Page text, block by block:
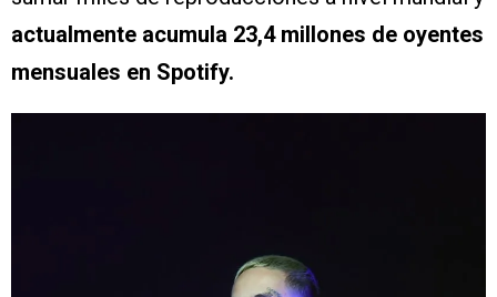
actualmente acumula 23,4 millones de oyentes
mensuales en Spotify.